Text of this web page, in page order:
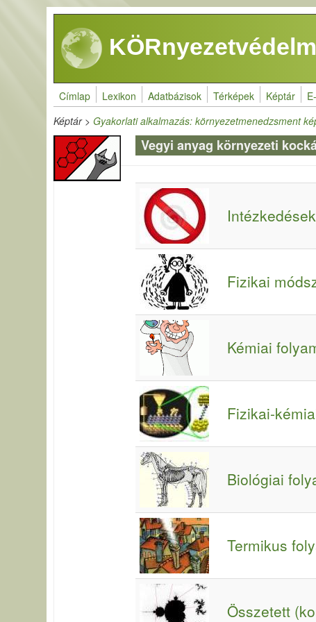
Ugrás a tartalomra
Címlap Lexikon Adatbázisok Térképek Képtár
Képtár>Gyakorlati alkalmazás: környezetmenedzsment
Vegyi anyag környezeti
Fizikai
Kémiai
Fizikai-
Biológiai
Termikus
Összetett